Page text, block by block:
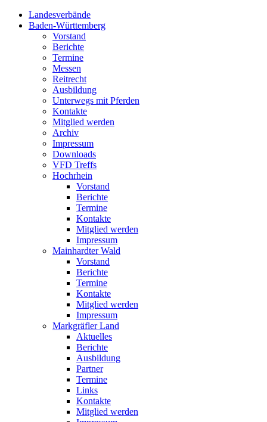
Landesverbände
Baden-Württemberg
Vorstand
Berichte
Termine
Messen
Reitrecht
Ausbildung
Unterwegs mit Pferden
Kontakte
Mitglied werden
Archiv
Impressum
Downloads
VFD Treffs
Hochrhein
Vorstand
Berichte
Termine
Kontakte
Mitglied werden
Impressum
Mainhardter Wald
Vorstand
Berichte
Termine
Kontakte
Mitglied werden
Impressum
Markgräfler Land
Aktuelles
Berichte
Ausbildung
Partner
Termine
Links
Kontakte
Mitglied werden